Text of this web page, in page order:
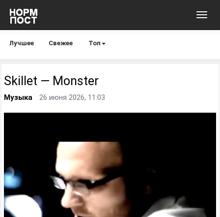
Лучшее Свежее Топ
Skillet — Monster
Музыка 26 июня 2026, 11:03